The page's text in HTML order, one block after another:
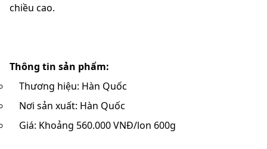
chiều cao.
Thông tin sản phẩm:
Thương hiệu: Hàn Quốc
Nơi sản xuất: Hàn Quốc
Giá: Khoảng 560.000 VNĐ/lon 600g